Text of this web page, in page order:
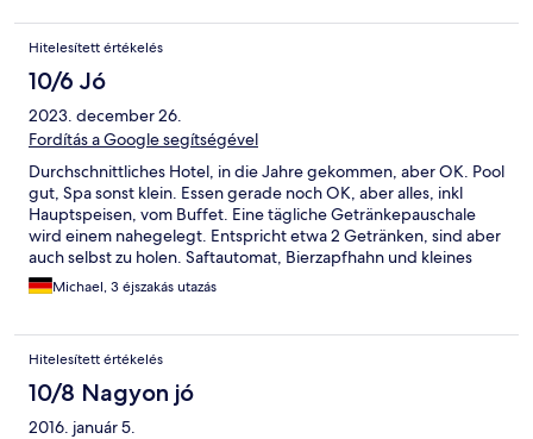
auch weiterempfehlen.
Hitelesített értékelés
10/6 Jó
2023. december 26.
Fordítás a Google segítségével
Durchschnittliches Hotel, in die Jahre gekommen, aber OK. Pool
gut, Spa sonst klein. Essen gerade noch OK, aber alles, inkl
Hauptspeisen, vom Buffet. Eine tägliche Getränkepauschale
wird einem nahegelegt. Entspricht etwa 2 Getränken, sind aber
auch selbst zu holen. Saftautomat, Bierzapfhahn und kleines
Weinfass weiss - rot. Alles in allem hätten wir uns zu zweit in
einem einfachen, herzlichen Haus ebenso wohler gefühlt wie in
Preis Leistung gerade noch OK. In einem Hotel mit diesem
Namen und dieser Preisklasse würde ich Hauptspeisenservice
an den Tisch und Minibar oder Wasserkocher oder
Kaffeemaschine am Zimmer gut finden.
Michael, 3 éjszakás utazás
Hitelesített értékelés
10/8 Nagyon jó
2016. január 5.